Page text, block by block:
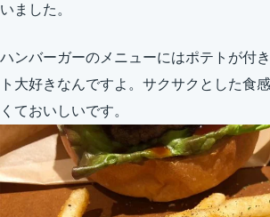
いました。
ハンバーガーのメニューにはポテトが付
ト大好きなんですよ。サクサクとした食
くておいしいです。